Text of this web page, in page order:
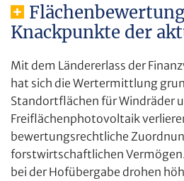
Knackpunkte der
Mit dem Ländererlass der
hat sich die Wertermittlung
Standortflächen für Windräder
Freiflächenphotovoltaik
bewertungsrechtliche
forstwirtschaftlichen
bei der Hofübergabe drohen